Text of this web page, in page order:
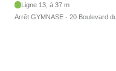
Ligne 13, à 37 m
Arrêt GYMNASE - 20 Boulevard